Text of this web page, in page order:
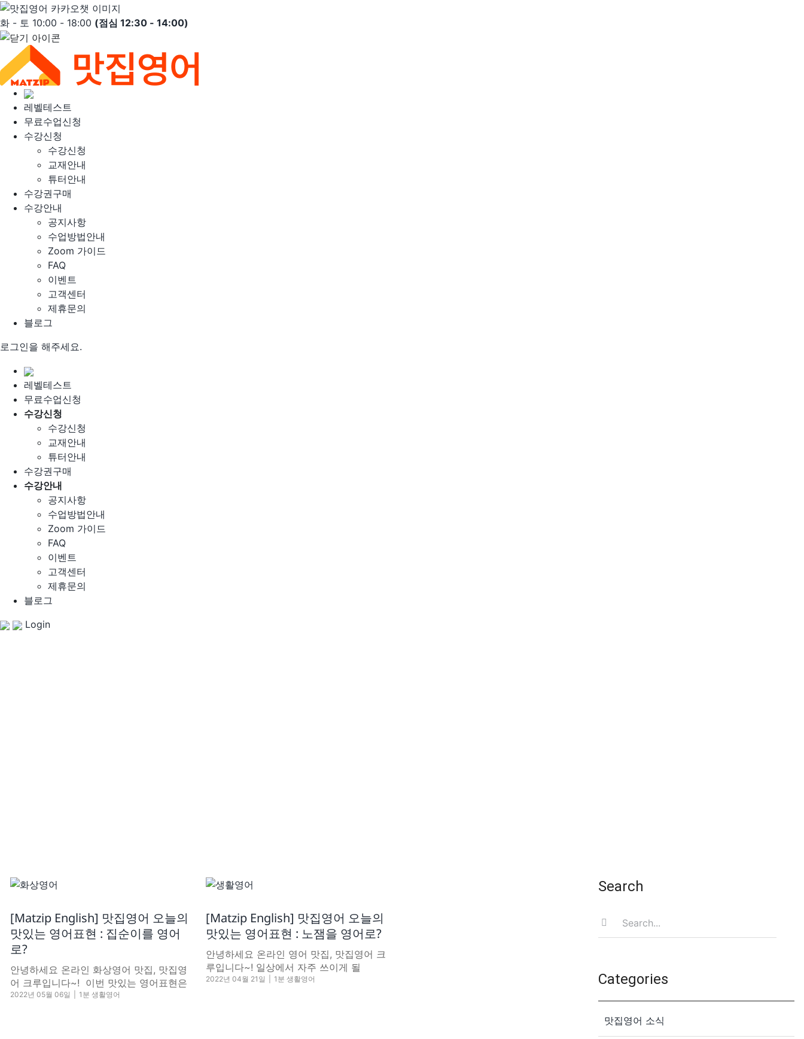
Skip
to
content
화 - 토 10:00 - 18:00 (점심 12:30 - 14:00)
레벨테스트
무료수업신청
수강신청
수강신청
교재안내
튜터안내
수강권구매
수강안내
공지사항
수업방법안내
Zoom 가이드
FAQ
이벤트
고객센터
제휴문의
블로그
로그인을 해주세요.
레벨테스트
무료수업신청
수강신청
수강신청
교재안내
튜터안내
수강권구매
수강안내
공지사항
수업방법안내
Zoom 가이드
FAQ
이벤트
고객센터
제휴문의
블로그
Login
[Matzip English] 맛집영어 오늘의
맛있는 영어표현 : 집순이를 영어
로?
안녕하세요 온라인 화상영어 맛집, 맛집영
어 크루입니다~! ​ 이번 맛있는 영어표현은
2022년 05월 06일 1분 생활영어
[Matzip English] 맛집영어 오늘의
맛있는 영어표현 : 노잼을 영어로?
안녕하세요 온라인 영어 맛집, 맛집영어 크
루입니다~! 일상에서 자주 쓰이게 될
2022년 04월 21일 1분 생활영어
Search
for:
Categories
맛집영어 소식